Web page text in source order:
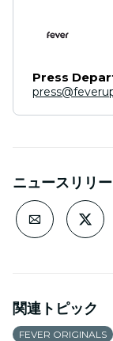
Press
ニュースリリ
関連トピック
FEVER ORIGINALS